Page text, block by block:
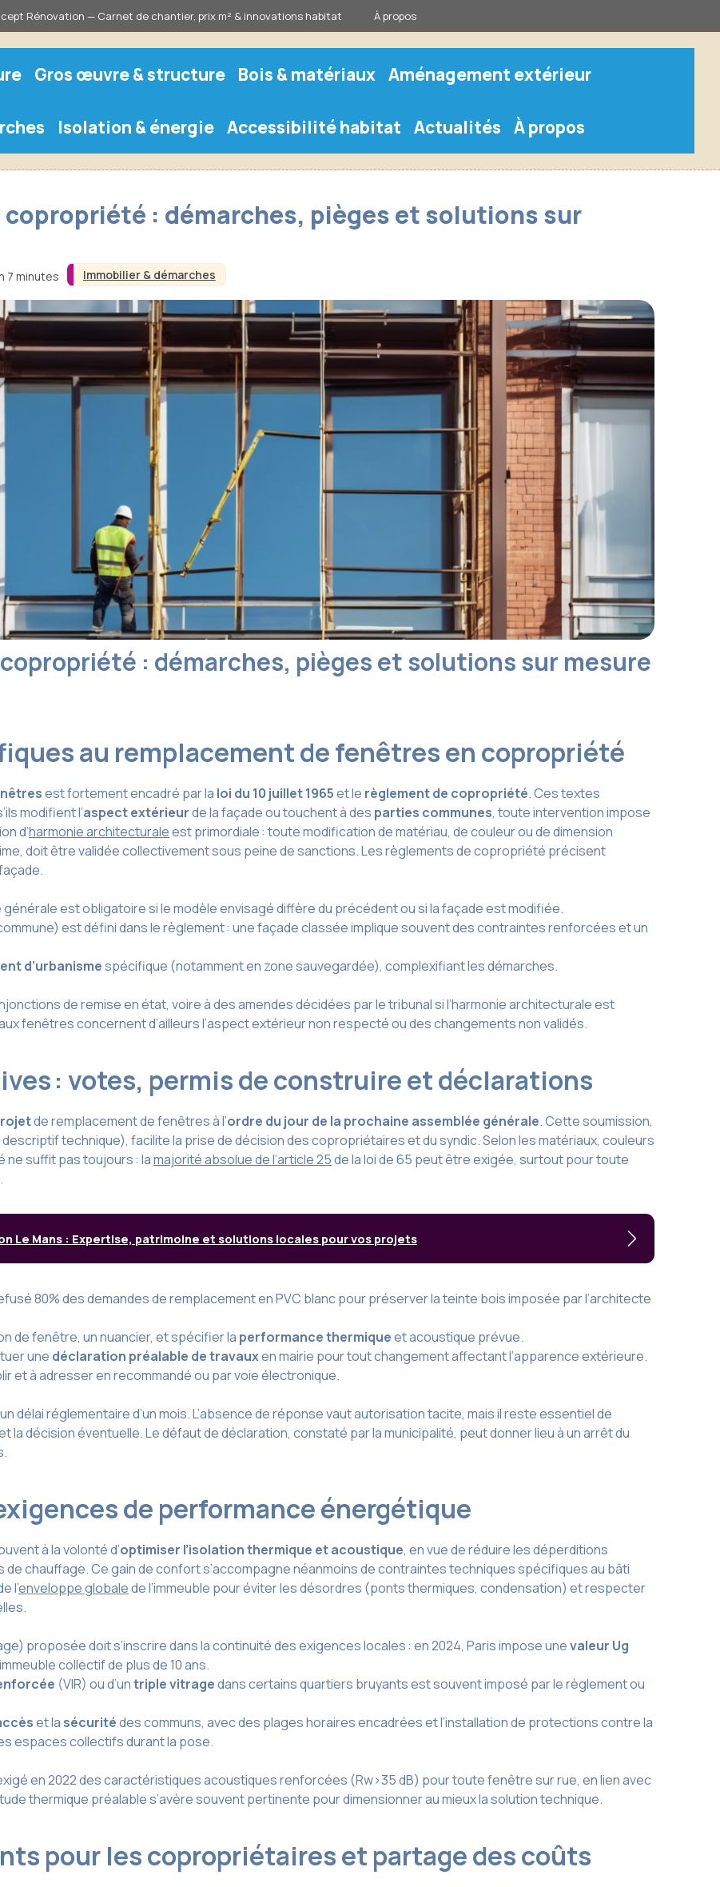
Rénovation — Carnet de chantier, prix m² & innovations habitat À propos
Gros œuvre & structure Bois & matériaux Aménagement extérieur
Isolation & énergie Accessibilité habitat Actualités À propos
Immobilier & démarches
: démarches, pièges et solutions sur
7 minutes
: démarches, pièges et solutions sur mesure
au remplacement de fenêtres en copropriété
est fortement encadré par la loi du 10 juillet 1965et le règlement de copropriété. Ces textes
modifient l’aspect extérieurde la façade ou touchent à des parties communes, toute intervention impose
d’harmonie architecturaleest primordiale : toute modification de matériau, de couleur ou de dimension
doit être validée collectivement sous peine de sanctions. Les règlements de copropriété précisent
générale est obligatoire si le modèle envisagé diffère du précédent ou si la façade est modifiée.
est défini dans le règlement : une façade classée implique souvent des contraintes renforcées et un
d’urbanismespécifique (notamment en zone sauvegardée), complexifiant les démarches.
de remise en état, voire à des amendes décidées par le tribunal si l’harmonie architecturale est
fenêtres concernent d’ailleurs l’aspect extérieur non respecté ou des changements non validés.
: votes, permis de construire et déclarations
de remplacement de fenêtres à l’ordre du jour de la prochaine assemblée générale. Cette soumission,
technique), facilite la prise de décision des copropriétaires et du syndic. Selon les matériaux, couleurs
ne suffit pas toujours : lamajorité absolue de l’article 25de la loi de 65 peut être exigée, surtout pour toute
Le Mans : Expertise, patrimoine et solutions locales pour vos projets
80% des demandes de remplacement en PVC blanc pour préserver la teinte bois imposée par l’architecte
de fenêtre, un nuancier, et spécifier la performance thermiqueet acoustique prévue.
une déclaration préalable de travauxen mairie pour tout changement affectant l’apparence extérieure.
et à adresser en recommandé ou par voie électronique.
délai réglementaire d’un mois. L’absence de réponse vaut autorisation tacite, mais il reste essentiel de
décision éventuelle. Le défaut de déclaration, constaté par la municipalité, peut donner lieu à un arrêt du
de performance énergétique
à la volonté d’optimiser l’isolation thermique et acoustique, en vue de réduire les déperditions
chauffage. Ce gain de confort s’accompagne néanmoins de contraintes techniques spécifiques au bâti
l’enveloppe globalede l’immeuble pour éviter les désordres (ponts thermiques, condensation) et respecter
proposée doit s’inscrire dans la continuité des exigences locales : en 2024, Paris impose unevaleur Ug
collectif de plus de 10 ans.
(VIR) ou d’untriple vitragedans certains quartiers bruyants est souvent imposé par le règlement ou
et la sécuritédes communs, avec des plages horaires encadrées et l’installation de protections contre la
espaces collectifs durant la pose.
en 2022 des caractéristiques acoustiques renforcées (Rw>35 dB) pour toute fenêtre sur rue, en lien avec
thermique préalable s’avère souvent pertinente pour dimensionner au mieux la solution technique.
pour les copropriétaires et partage des coûts